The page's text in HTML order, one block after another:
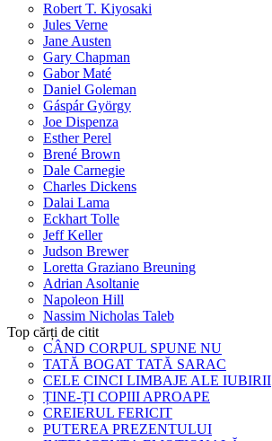
Robert T. Kiyosaki
Jules Verne
Jane Austen
Gary Chapman
Gabor Maté
Daniel Goleman
Gáspár György
Joe Dispenza
Esther Perel
Brené Brown
Dale Carnegie
Charles Dickens
Dalai Lama
Eckhart Tolle
Jeff Keller
Judson Brewer
Loretta Graziano Breuning
Adrian Asoltanie
Napoleon Hill
Nassim Nicholas Taleb
Top cărți de citit
CÂND CORPUL SPUNE NU
TATĂ BOGAT TATĂ SARAC
CELE CINCI LIMBAJE ALE IUBIRII
ȚINE-ȚI COPIII APROAPE
CREIERUL FERICIT
PUTEREA PREZENTULUI